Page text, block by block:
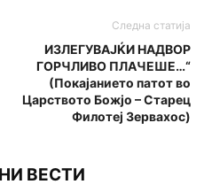
Следна статија
ИЗЛЕГУВАЈЌИ НАДВОР
ГОРЧЛИВО ПЛАЧЕШЕ…“
(Покајанието патот во
Царството Божјо – Старец
Филотеј Зервахос)
ВЕСТИ